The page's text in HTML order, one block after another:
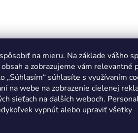
na mieru. Na základe vášho
a zobrazujeme vám relevantné
„Súhlasím“ súhlasíte s využívaním
na webe na zobrazenie cielenej
sieťach na ďalších weboch.
vypnúť alebo upraviť všetky